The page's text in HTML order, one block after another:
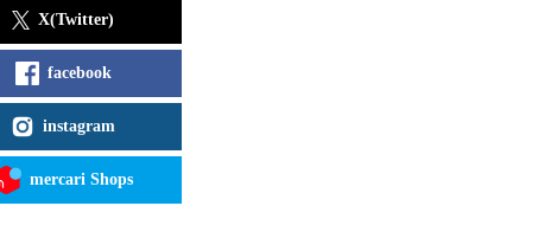
X(Twitter)
facebook
instagram
mercari Shops